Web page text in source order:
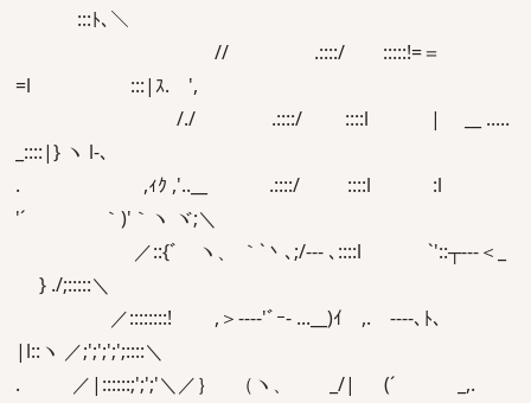
:::ﾄ､＼
// .::::/ :::::!=＝
=l :::|ｽ. ',
/./ .::::/ ::::l | __ .....
_::::|} ヽ l-､
. ,ｨｸ ,'..__ .::::/ ::::l :l
'´ ｀)'｀ヽ ヾ;＼
／::{ﾞ ヽ、 ｀`丶､;/‐‐- ､::::l `'::┬‐--＜_
} ./;:::::＼
／::::::::! ,＞---‐'ﾞｰ- ...__)ｲ ,. -‐‐-､ﾄ､
|l::ヽ ／;';';';';::::＼
. ／|::::::;';';'＼／｝ （ヽ、 _/| (´ _,.